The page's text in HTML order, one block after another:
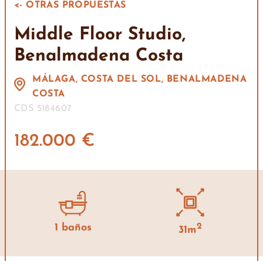
<- OTRAS PROPUESTAS
Middle Floor Studio,
Benalmadena Costa
MÁLAGA, COSTA DEL SOL, BENALMADENA
COSTA
CDS 5184607
182.000 €
1 baños 31m2